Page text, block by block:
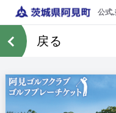
公式
戻る